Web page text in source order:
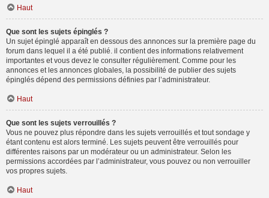
Haut
Que sont les sujets épinglés ?
Un sujet épinglé apparaît en dessous des annonces sur la première page du
forum dans lequel il a été publié. il contient des informations relativement
importantes et vous devez le consulter régulièrement. Comme pour les
annonces et les annonces globales, la possibilité de publier des sujets
épinglés dépend des permissions définies par l’administrateur.
Haut
Que sont les sujets verrouillés ?
Vous ne pouvez plus répondre dans les sujets verrouillés et tout sondage y
étant contenu est alors terminé. Les sujets peuvent être verrouillés pour
différentes raisons par un modérateur ou un administrateur. Selon les
permissions accordées par l’administrateur, vous pouvez ou non verrouiller
vos propres sujets.
Haut